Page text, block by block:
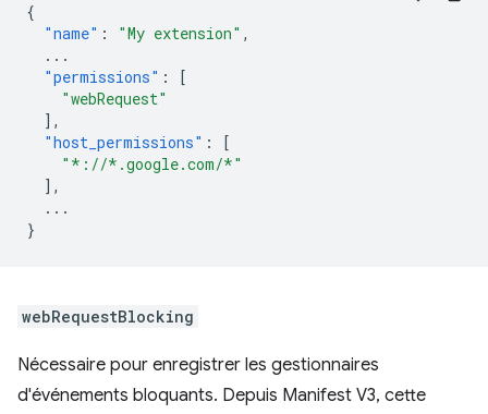
{
"name" : "My extension" ,
...
"permissions" :
[
"webRequest"
],
"host_permissions" :
[
"*://*.google.com/*"
],
...
}
webRequestBlocking
Nécessaire pour enregistrer les gestionnaires
d'événements bloquants. Depuis Manifest V3, cette